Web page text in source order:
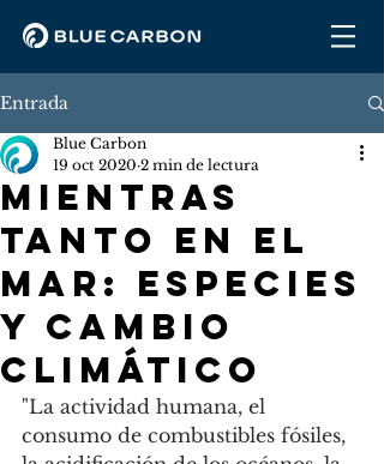
Entrada
MIENTRAS
TANTO EN EL
MAR: ESPECIES
Y CAMBIO
CLIMÁTICO
Blue Carbon
19 oct 2020 2 min de lectura
"La actividad humana, el
consumo de combustibles fósiles,